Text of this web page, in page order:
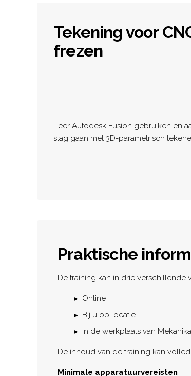
Tekening voor
frezen
Leer Autodesk Fusion gebruiken en
slag gaan met 3D-parametrisch
Praktische
De training kan in drie verschillende
Online
Bij u op locatie
In de werkplaats van Mekanika
De inhoud van de training kan
Minimale apparatuurvereisten